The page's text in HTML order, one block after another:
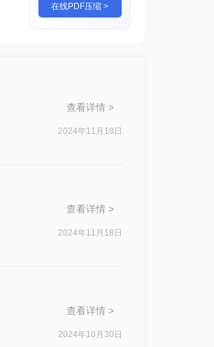
在线PDF压缩 >
查看详情 >
2024年11月18日
查看详情 >
2024年11月18日
查看详情 >
2024年10月30日